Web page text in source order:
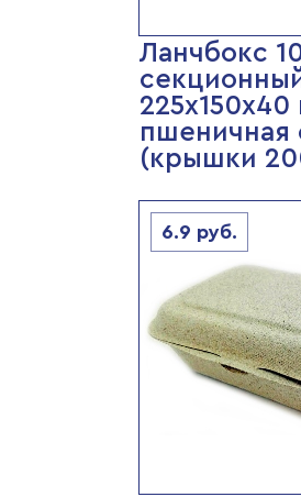
Ланчбокс
пшеничная
(крышки
6.9 руб.